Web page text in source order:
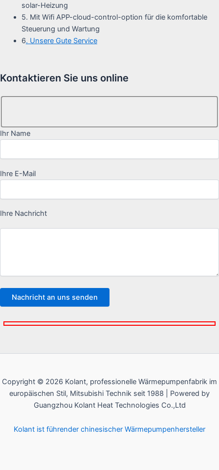
solar-Heizung
5. Mit Wifi APP-cloud-control-option für die komfortable
Steuerung und Wartung
6. Unsere Gute Service
Kontaktieren Sie uns online
Ihr Name
Ihre E-Mail
Ihre Nachricht
Copyright © 2026 Kolant, professionelle Wärmepumpenfabrik im
europäischen Stil, Mitsubishi Technik seit 1988 | Powered by
Guangzhou Kolant Heat Technologies Co.,Ltd
Kolant ist führender chinesischer Wärmepumpenhersteller